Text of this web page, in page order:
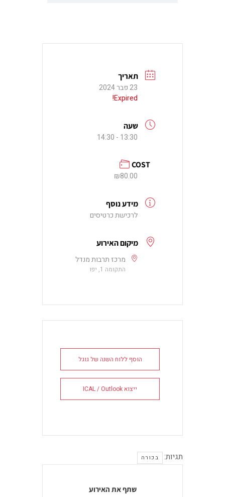
תאריך
23 פבר 2024
Expired!
שעה
13:30 - 14:30
COST
₪80.00
מידע נוסף
לרכישת כרטיסים
מיקום האירוע
מרכז תרבות מנדל
התקומה 1, יפו
הוסף ללוח השנה של גוגל
ייצוא ICAL / Outlook
תגיות: בכורה
שתף את האירוע